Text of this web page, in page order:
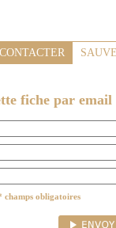
fiche par email
champs obligatoires